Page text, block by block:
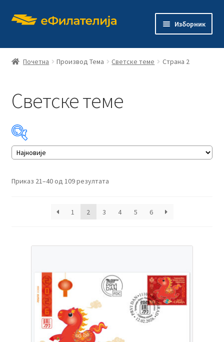
Прескочи
Скочи
Изборник
Почетна
Продавница
О филателији
Издања
Почетна Производ Тема Светске теме Страна 2
Светске теме
Приказ 21–40 од 109 резултатаСортирано
1
2 3 4 5 6